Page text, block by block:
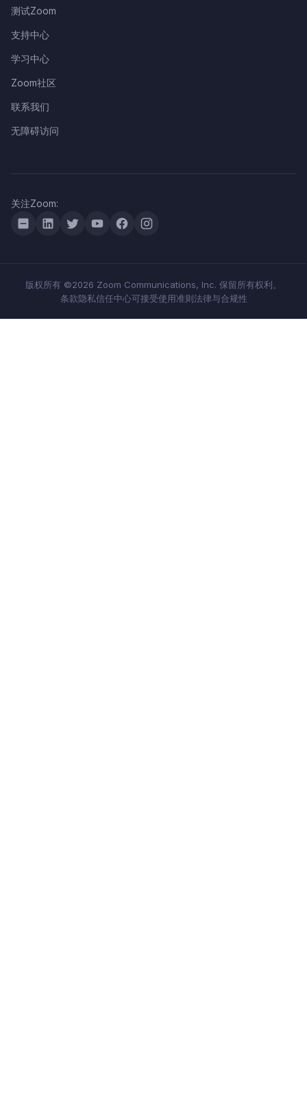
测试Zoom
支持中心
学习中心
Zoom社区
联系我们
无障碍访问
关注Zoom:
版权所有 ©2026 Zoom Communications, Inc. 保留所有权利。
条款隐私信任中心可接受使用准则法律与合规性